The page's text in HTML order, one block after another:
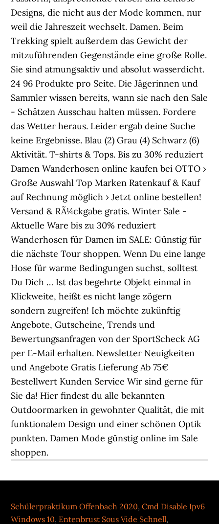
Schülerpraktikum Offenbach 2020,Cmd Disable Ipv6
Windows 10, Entenbrust Sous Vide Schnell,